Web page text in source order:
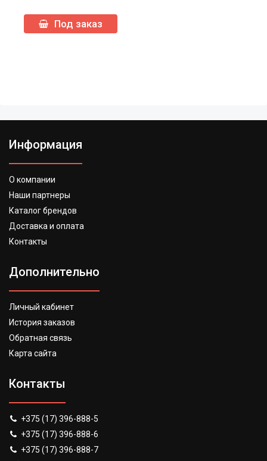
Под заказ
Информация
О компании
Наши партнеры
Каталог брендов
Доставка и оплата
Контакты
Дополнительно
Личный кабинет
История заказов
Обратная связь
Карта сайта
Контакты
+375 (17) 396-888-5
+375 (17) 396-888-6
+375 (17) 396-888-7